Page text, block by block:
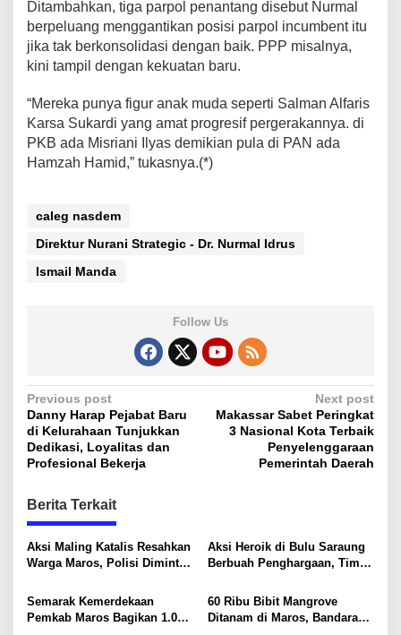
Ditambahkan, tiga parpol penantang disebut Nurmal
berpeluang menggantikan posisi parpol incumbent itu
jika tak berkonsolidasi dengan baik. PPP misalnya,
kini tampil dengan kekuatan baru.
“Mereka punya figur anak muda seperti Salman Alfaris
Karsa Sukardi yang amat progresif pergerakannya. di
PKB ada Misriani Ilyas demikian pula di PAN ada
Hamzah Hamid,” tukasnya.(*)
caleg nasdem
Direktur Nurani Strategic - Dr. Nurmal Idrus
Ismail Manda
Follow Us
P
o
s
n
a
v
g
a
Previous post
Danny Harap Pejabat Baru
di Kelurahaan Tunjukkan
Dedikasi, Loyalitas dan
Profesional Bekerja
Next post
Makassar Sabet Peringkat
3 Nasional Kota Terbaik
Penyelenggaraan
Pemerintah Daerah
Berita Terkait
Aksi Maling Katalis Resahkan
Warga Maros, Polisi Diminta
Aksi Heroik di Bulu Saraung
Berbuah Penghargaan, Tim
Diapresiasi Basarnas
Semarak Kemerdekaan
Pemkab Maros Bagikan 1.000
60 Ribu Bibit Mangrove
Ditanam di Maros, Bandara